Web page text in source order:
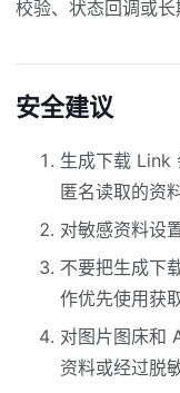
校验、状态回调或长
安全建议
生成下载 Link
匿名读取的资料
对敏感资料设
不要把生成下
作优先使用获
对图片图床和
资料或经过脱